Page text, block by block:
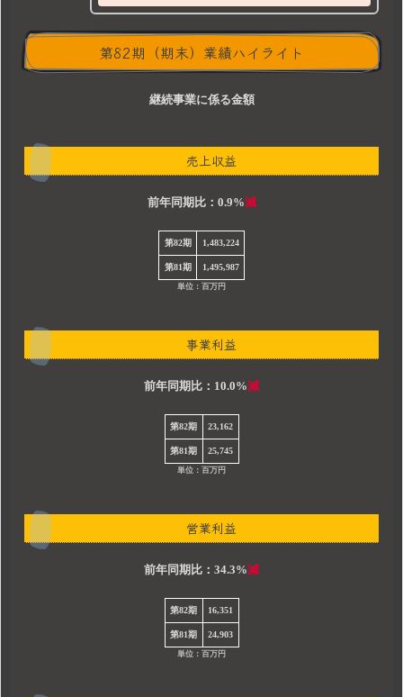
第82期（期末）業績ハイライト
継続事業に係る金額
売上収益
前年同期比：0.9%減
第82期 1,483,224
第81期 1,495,987
単位：百万円
事業利益
前年同期比：10.0%減
第82期 23,162
第81期 25,745
単位：百万円
営業利益
前年同期比：34.3%減
第82期 16,351
第81期 24,903
単位：百万円